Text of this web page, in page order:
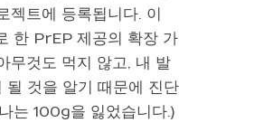
트에 등록됩니다. 이
한 PrEP 제공의 확장 가
무것도 먹지 않고, 내 발
것을 알기 때문에 진단
는 100g을 잃었습니다.)